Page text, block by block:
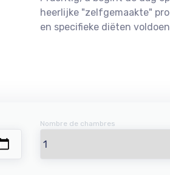
heerlijke "zelfgemaakte"
en specifieke diëten
Nombre de chambres